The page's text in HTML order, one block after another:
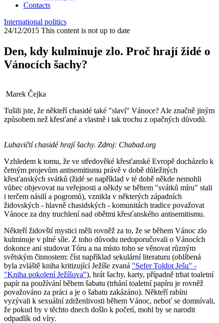
Contacts
International politics
24/12/2015 This content is not up to date
Den, kdy kulminuje zlo. Proč hrají židé o
Vánocích šachy?
Marek Čejka
Tušili jste, že někteří chasidé také "slaví" Vánoce? Ale značně jiným
způsobem než křesťané a vlastně i tak trochu z opačných důvodů.
Lubavičtí chasidé hrají šachy. Zdroj: Chabad.org
Vzhledem k tomu, že ve středověké křesťanské Evropě docházelo k
četným projevům antisemitismu právě v době důležitých
křesťanských svátků (židé se například v té době někde nemohli
vůbec objevovat na veřejnosti a někdy se během "svátků míru" stali
i terčem násilí a pogromů), vznikla v některých západních
židovských - hlavně chasidských - komunitách tradice považovat
Vánoce za dny truchlení nad obětmi křesťanského antisemitismu.
Někteří židovští mystici měli rovněž za to, že se během Vánoc zlo
kulminuje v plné síle. Z toho důvodu nedoporučovali o Vánocích
dokonce ani studovat Tóru a na místo toho se věnovat různým
světským činnostem: číst například sekulární literaturu (oblíbená
byla zvláště kniha kritizující Ježíše zvaná "Sefer Toldot Ješu" -
"Kniha pokolení Ježíšova"), hrát šachy, karty, případně trhat toaletní
papír na používání během šabatu (trhání toaletní papíru je rovněž
považováno za práci a je o šabatu zakázáno). Někteří rabíni
vyzývali k sexuální zdrženlivosti během Vánoc, neboť se domnívali,
že pokud by v těchto dnech došlo k početí, mohl by se narodit
odpadlík od víry.